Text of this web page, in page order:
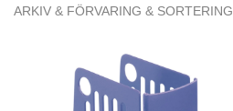
ARKIV & FÖRVARING & SORTERING